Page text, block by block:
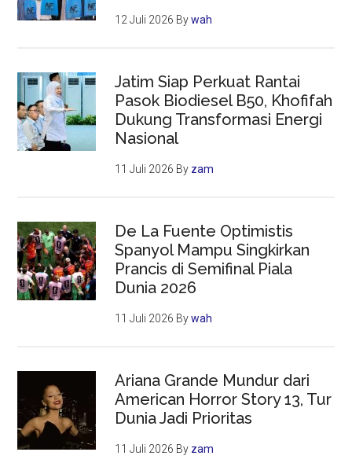
12 Juli 2026 Bywah
Jatim Siap Perkuat Rantai
Pasok Biodiesel B50, Khofifah
Dukung Transformasi Energi
Nasional
11 Juli 2026 By zam
De La Fuente Optimistis
Spanyol Mampu Singkirkan
Prancis di Semifinal Piala
Dunia 2026
11 Juli 2026 Bywah
Ariana Grande Mundur dari
American Horror Story 13, Tur
Dunia Jadi Prioritas
11 Juli 2026 By zam